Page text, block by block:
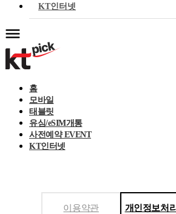
KT인터넷
홈
모바일
태블릿
유심/eSIM개통
사전예약 EVENT
KT인터넷
이용약관 개인정보처